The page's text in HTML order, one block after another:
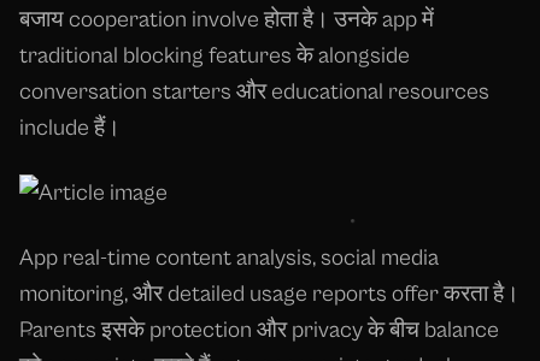
बजाय cooperation involve होता है। उनके app में
traditional blocking features के alongside
conversation starters और educational resources
include हैं।
App real-time content analysis, social media
monitoring, और detailed usage reports offer करता है।
Parents इसके protection और privacy के बीच balance